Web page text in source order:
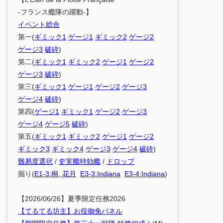
-フランス艦隊の躍動-】
イベント総合
第一(ギミック1 ゲージ1 ギミック2 ゲージ2
ゲージ3 破砕)
第二(ギミック1 ギミック2 ゲージ1 ゲージ2
ゲージ3 破砕)
第三(ギミック1 ゲージ1 ゲージ2 ゲージ3
ゲージ4 破砕)
第四(ゲージ1 ギミック1 ゲージ2 ゲージ3
ゲージ4 ゲージ5 破砕)
第五(ギミック1 ギミック2 ゲージ1 ゲージ2
ギミック3 ギミック4 ゲージ3 ゲージ4 破砕)
難易度選択 / 史実艦特効艦 / ドロップ
掘り(E1-3:桐, 花月 E3-3:Indiana E3-4:Indiana)
【2026/06/26】夏季限定任務2026
【てるてる坊主】お役御免パネル